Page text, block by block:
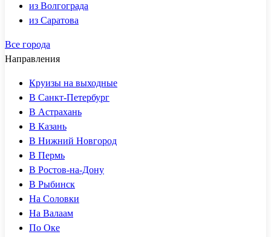
из Волгограда
из Саратова
Все города
Направления
Круизы на выходные
В Санкт-Петербург
В Астрахань
В Казань
В Нижний Новгород
В Пермь
В Ростов-на-Дону
В Рыбинск
На Соловки
На Валаам
По Оке